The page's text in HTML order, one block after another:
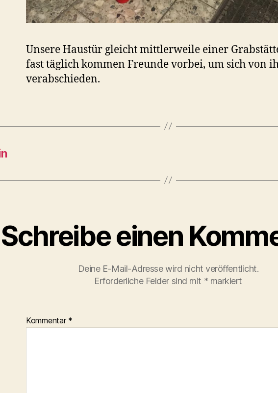
Unsere Haustür gleicht mittlerweile einer
fast täglich kommen Freunde vorbei, um sich von
verabschieden.
Schreibe einen
Deine E-Mail-Adresse wird nicht veröffentlicht.
Erforderliche Felder sind mit * markiert
Kommentar *